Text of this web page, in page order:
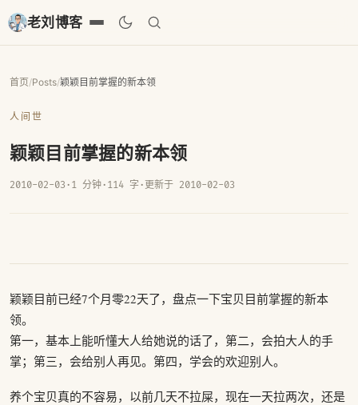
老刘博客
首页/Posts/颖颖目前掌握的新本领
人间世
颖颖目前掌握的新本领
2010-02-03 · 1 分钟· 114 字 · 更新于 2010-02-03
颖颖目前已经7个月零22天了，盘点一下宝贝目前掌握的新本
领。
第一，基本上能听懂大人给她说的话了，第二，会拍大人的手
掌；第三，会给别人再见。第四，学会的欢迎别人。
养个宝贝真的不容易，以前几天不拉屎，现在一天拉两次，还是